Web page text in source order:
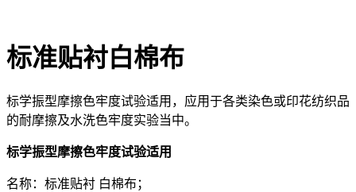
标准贴衬白棉布
标学振型摩擦色牢度试验适用，应用于各类染色或印花纺织品
的耐摩擦及水洗色牢度实验当中。
标学振型摩擦色牢度试验适用
名称：标准贴衬 白棉布；